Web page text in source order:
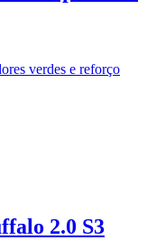
2.0 S3